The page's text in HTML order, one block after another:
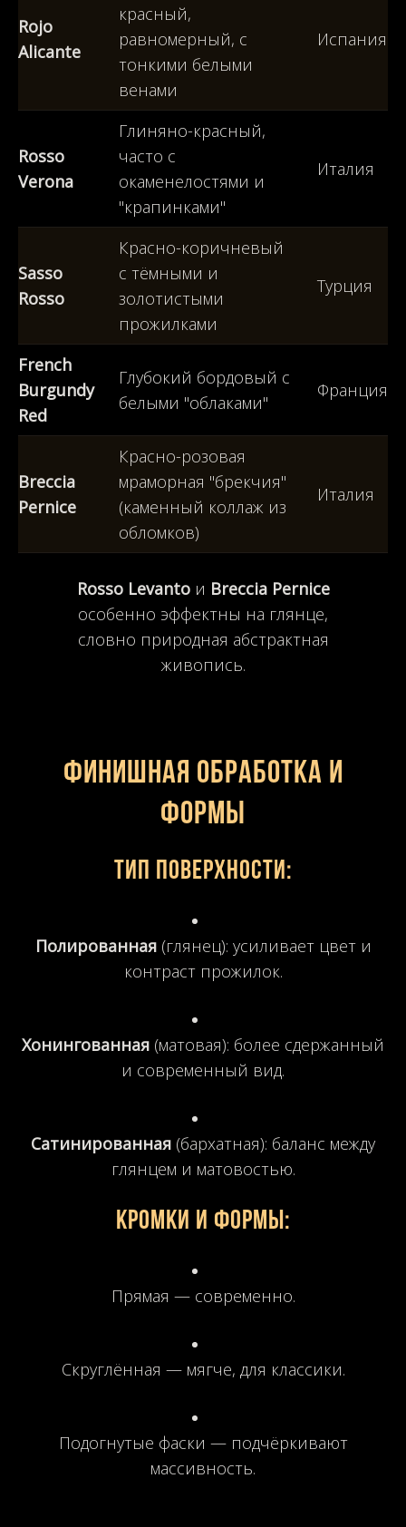
Rojo
Alicante
красный,
равномерный, с
тонкими белыми
венами
Испания
Rosso
Verona
Глиняно-красный,
часто с
окаменелостями и
"крапинками"
Италия
Sasso
Rosso
Красно-коричневый
с тёмными и
золотистыми
прожилками
Турция
French
Burgundy
Red
Глубокий бордовый с
белыми "облаками"
Франция
Breccia
Pernice
Красно-розовая
мраморная "брекчия"
(каменный коллаж из
обломков)
Италия
Rosso Levantoи Breccia Pernice
особенно эффектны на глянце,
словно природная абстрактная
живопись.
Финишная обработка и
формы
Тип поверхности:
Полированная(глянец): усиливает цвет и
контраст прожилок.
Хонингованная (матовая): более сдержанный
и современный вид.
Сатинированная (бархатная): баланс между
глянцем и матовостью.
Кромки и формы:
Прямая — современно.
Скруглённая — мягче, для классики.
Подогнутые фаски — подчёркивают
массивность.